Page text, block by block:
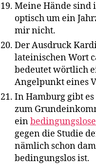
Meine Hände sind
optisch um ein
mir nicht.
Der Ausdruck
lateinischen Wort
bedeutet wörtlich
Angelpunkt eines
In Hamburg gibt
zum
ein
gegen die Studie
nämlich schon
bedingungslos ist.